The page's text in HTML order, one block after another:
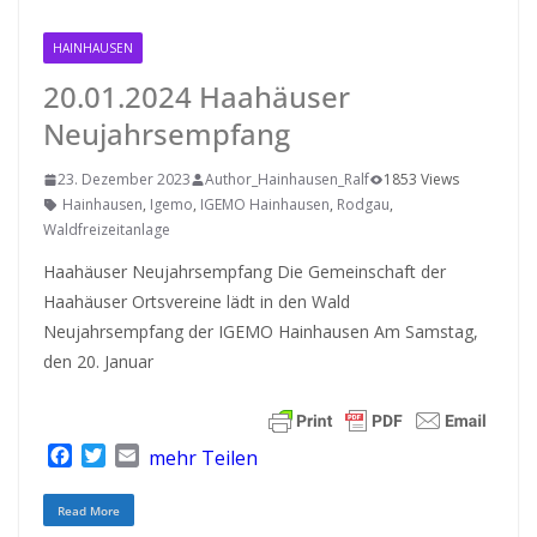
HAINHAUSEN
20.01.2024 Haahäuser
Neujahrsempfang
23. Dezember 2023 Author_Hainhausen_Ralf
1853 Views
Hainhausen, Igemo, IGEMO Hainhausen, Rodgau,
Waldfreizeitanlage
Haahäuser Neujahrsempfang Die Gemeinschaft der
Haahäuser Ortsvereine lädt in den Wald
Neujahrsempfang der IGEMO Hainhausen Am Samstag,
den 20. Januar
c
e
i
t
mehr Teilen
Read More